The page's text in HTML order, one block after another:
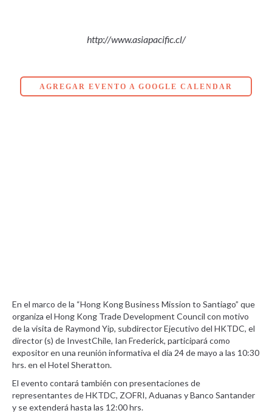
http://www.asiapacific.cl/
AGREGAR EVENTO A GOOGLE CALENDAR
En el marco de la “Hong Kong Business Mission to Santiago” que
organiza el Hong Kong Trade Development Council con motivo
de la visita de Raymond Yip, subdirector Ejecutivo del HKTDC, el
director (s) de InvestChile, Ian Frederick, participará como
expositor en una reunión informativa el día 24 de mayo a las 10:30
hrs. en el Hotel Sheratton.
El evento contará también con presentaciones de
representantes de HKTDC, ZOFRI, Aduanas y Banco Santander
y se extenderá hasta las 12:00 hrs.